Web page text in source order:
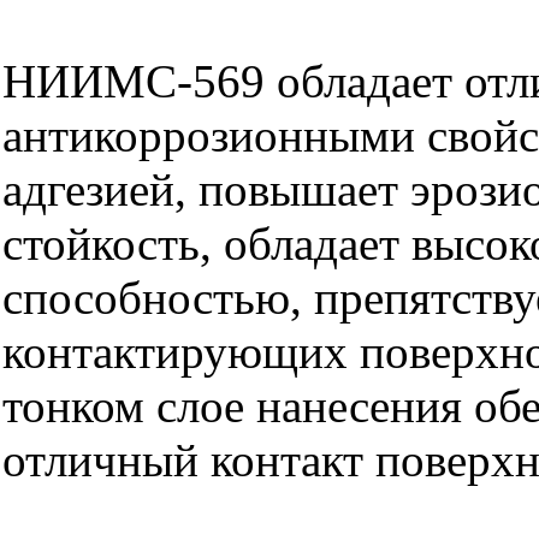
НИИМС-569 обладает
антикоррозионными
адгезией, повышает
стойкость, обладает
способностью,
контактирующих
тонком слое нанесения
отличный контакт